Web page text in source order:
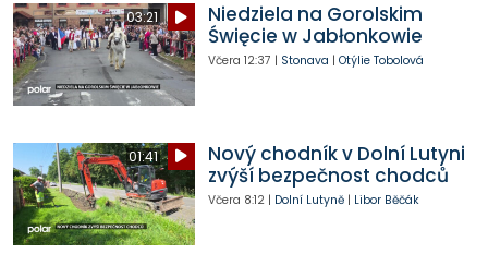
03:21
Niedziela na Gorolskim
Święcie w Jabłonkowie
Včera 12:37 | Stonava | Otýlie Tobolová
01:41
Nový chodník v Dolní Lutyni
zvýší bezpečnost chodců
Včera 8:12| Dolní Lutyně| Libor Běčák